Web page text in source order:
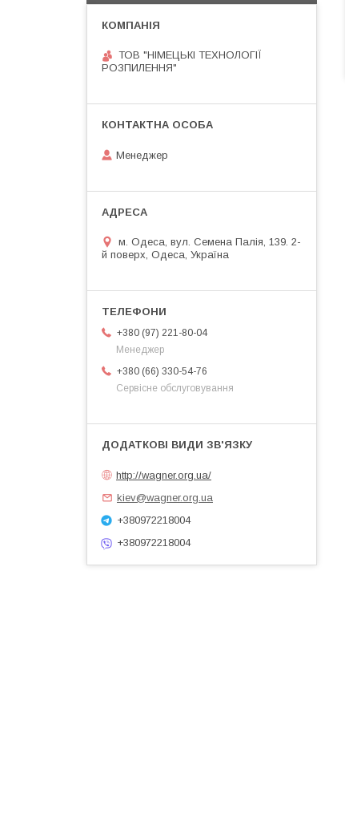
ТОВ "НІМЕЦЬКІ ТЕХНОЛОГІЇ
РОЗПИЛЕННЯ"
Менеджер
м. Одеса, вул. Семена Палія, 139. 2-
й поверх, Одеса, Україна
+380 (97) 221-80-04
Менеджер
+380 (66) 330-54-76
Сервісне обслуговування
http://wagner.org.ua/
kiev@wagner.org.ua
+380972218004
+380972218004